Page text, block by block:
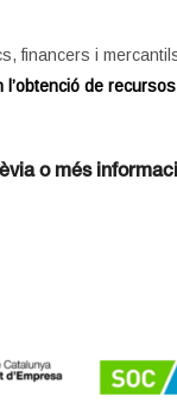
financers i
de
o més